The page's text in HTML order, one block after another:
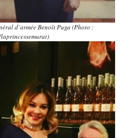
d’armée Benoît Puga (Photo :